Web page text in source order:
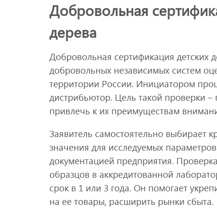
Добровольная
дерева
Добровольная сертификация детских
добровольных независимых систем
территории России. Инициатором
дистрибьютор. Цель такой проверки –
привлечь к их преимуществам
Заявитель самостоятельно выбирает
значения для исследуемых
документацией предприятия.
образцов в аккредитованной
срок в 1 или 3 года. Он помогает
на ее товары, расширить рынки сбыта.